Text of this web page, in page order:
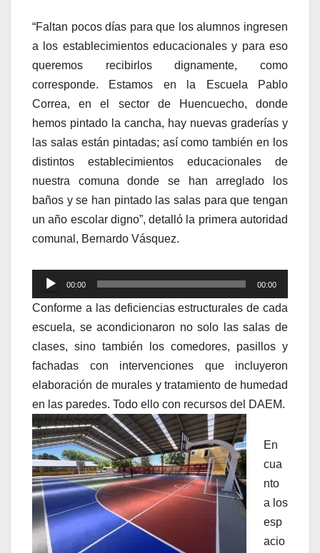
“Faltan pocos días para que los alumnos ingresen
a los establecimientos educacionales y para eso
queremos recibirlos dignamente, como
corresponde. Estamos en la Escuela Pablo
Correa, en el sector de Huencuecho, donde
hemos pintado la cancha, hay nuevas graderías y
las salas están pintadas; así como también en los
distintos establecimientos educacionales de
nuestra comuna donde se han arreglado los
baños y se han pintado las salas para que tengan
un año escolar digno”, detalló la primera autoridad
comunal, Bernardo Vásquez.
Reproductor
de
00:00 00:00
Conforme a las deficiencias estructurales de cada
escuela, se acondicionaron no solo las salas de
clases, sino también los comedores, pasillos y
fachadas con intervenciones que incluyeron
elaboración de murales y tratamiento de humedad
en las paredes. Todo ello con recursos del DAEM.
En
cua
nto
a los
esp
acio